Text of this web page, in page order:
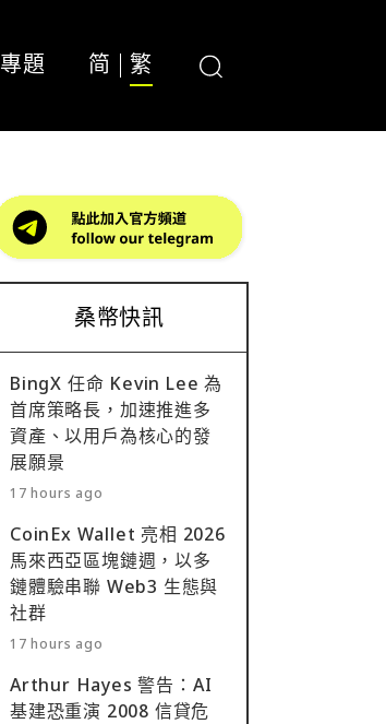
專題 简 繁
桑幣快訊
BingX 任命 Kevin Lee 為
首席策略長，加速推進多
資產、以用戶為核心的發
展願景
17 hours ago
CoinEx Wallet 亮相 2026
馬來西亞區塊鏈週，以多
鏈體驗串聯 Web3 生態與
社群
17 hours ago
Arthur Hayes 警告：AI
基建恐重演 2008 信貸危